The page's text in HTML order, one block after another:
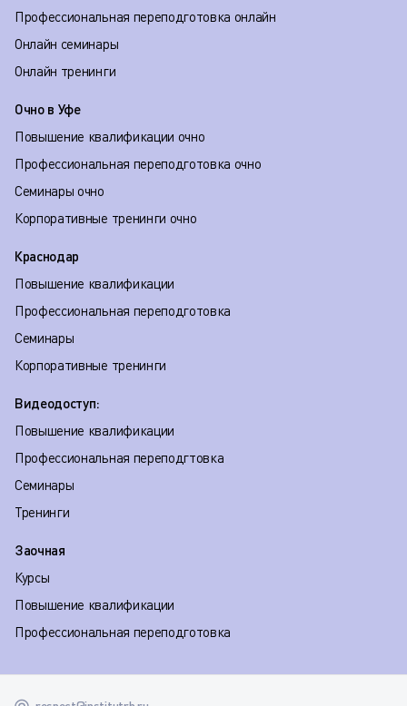
Профессиональная переподготовка онлайн
Онлайн семинары
Онлайн тренинги
Очно в Уфе
Повышение квалификации очно
Профессиональная переподготовка очно
Семинары очно
Корпоративные тренинги очно
Краснодар
Повышение квалификации
Профессиональная переподготовка
Семинары
Корпоративные тренинги
Видеодоступ:
Повышение квалификации
Профессиональная переподгтовка
Семинары
Тренинги
Заочная
Курсы
Повышение квалификации
Профессиональная переподготовка